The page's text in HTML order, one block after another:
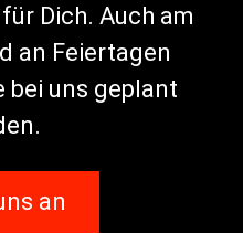
Dich. Auch am
an Feiertagen
bei uns geplant
an